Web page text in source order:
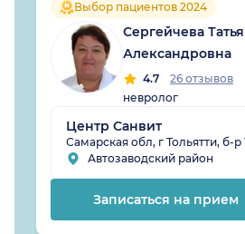
Выбор пациентов 2024
Сергейчева
Александровна
4.7
26 отзывов
невролог
Центр Санвит
Самарская обл, г Тольятти, б-р
Автозаводский район
Записаться на прием